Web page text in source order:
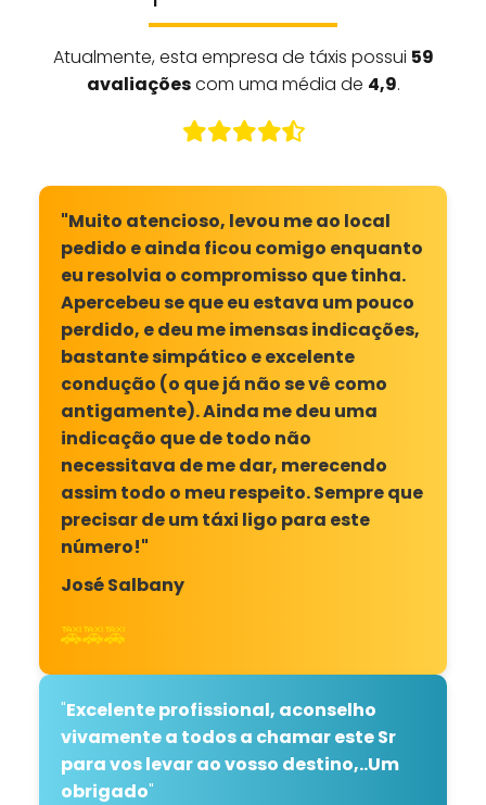
Atualmente, esta empresa de táxis possui 59
avaliaçõescom uma média de 4,9.
"Muito atencioso, levou me ao local
pedido e ainda ficou comigo enquanto
eu resolvia o compromisso que tinha.
Apercebeu se que eu estava um pouco
perdido, e deu me imensas indicações,
bastante simpático e excelente
condução (o que já não se vê como
antigamente). Ainda me deu uma
indicação que de todo não
necessitava de me dar, merecendo
assim todo o meu respeito. Sempre que
precisar de um táxi ligo para este
número!"
José Salbany
🚕🚕🚕
"Excelente profissional, aconselho
vivamente a todos a chamar este Sr
para vos levar ao vosso destino,..Um
obrigado"